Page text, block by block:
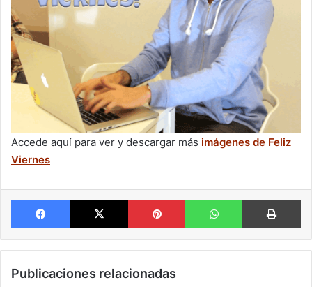
Accede aquí para ver y descargar más imágenes de Feliz
Viernes
Facebook X Pinterest WhatsApp
Publicaciones relacionadas